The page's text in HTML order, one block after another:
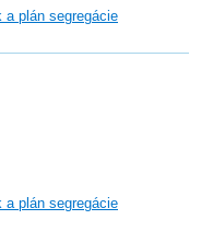
a plán segregácie
a plán segregácie